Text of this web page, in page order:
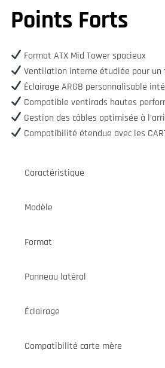
Points Forts
Format ATX Mid Tower spacieux
Ventilation interne étudiée pour un
Éclairage ARGB personnalisable
Compatible ventirads hautes
Gestion des câbles optimisée à
Compatibilité étendue avec les
Caractéristique
Modèle
Format
Panneau latéral
Éclairage
Compatibilité carte mère